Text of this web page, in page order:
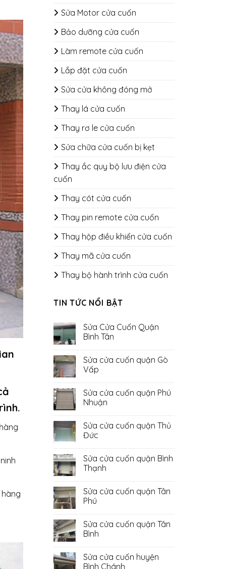
Sửa Motor cửa cuốn
Bảo dưỡng cửa cuốn
​​​​​​​Làm remote cửa cuốn
Lắp đặt cửa cuốn
Sửa cửa không đóng mở
Thay lá cửa cuốn
Thay rơ le cửa cuốn
Sửa chữa cửa cuốn bị kẹt
Thay ắc quy bộ lưu điện cửa
cuốn
Thay cót cửa cuốn
Thay pin remote cửa cuốn
Thay hộp điều khiển cửa cuốn
Thay mã cửa cuốn
Thay bộ hành trình cửa cuốn
TIN TỨC NỔI BẬT
Sửa Cửa Cuốn Quận
Bình Tân
bình
luận
ở
Cuốn
Quận
Bình
Sửa cửa cuốn quận Gò
Vấp
bình
luận
ở
cuốn
quận
Gò
Sửa cửa cuốn quận Phú
Nhuận
bình
luận
ở
cuốn
quận
Phú
Sửa cửa cuốn quận Thủ
Đức
bình
luận
ở
cuốn
quận
Thủ
Sửa cửa cuốn quận Bình
Thạnh
bình
luận
ở
cuốn
quận
Bình
Sửa cửa cuốn quận Tân
Phú
bình
luận
ở
cuốn
quận
Sửa cửa cuốn quận Tân
Bình
bình
luận
Sửa cửa cuốn huyện
Bình Chánh